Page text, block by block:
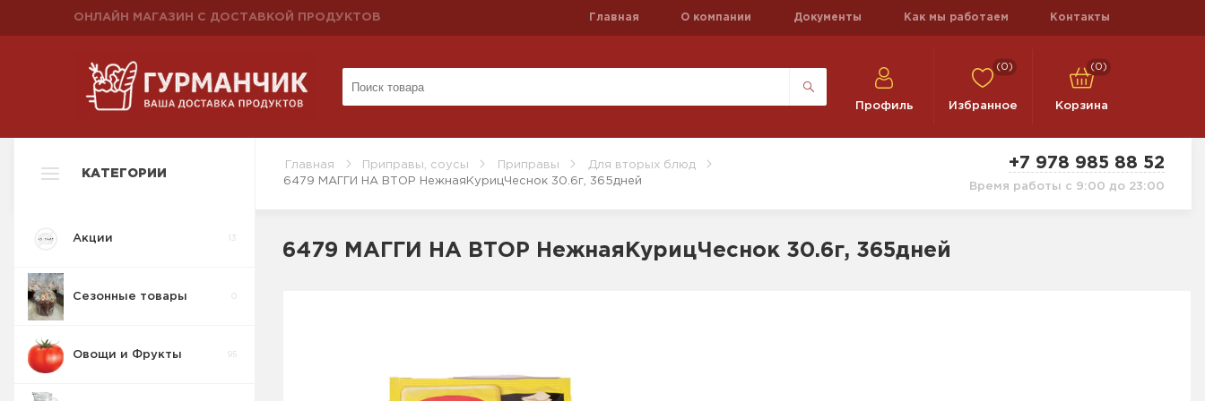
ОНЛАЙН МАГАЗИН С ДОСТАВКОЙ ПРОДУКТОВ Главная О компании Документы Как мы работаем Контакты
Профиль
(0)
Избранное
(0)
Корзина
Главная Приправы, соусы Приправы
Для вторых блюд
6479 МАГГИ НА ВТОР НежнаяКурицЧеснок 30.6г, 365дней
+7 978 985 88 52
Время работы с 9:00 до 23:00
КАТЕГОРИИ
Акции 13
Сезонные товары
Овощи и Фрукты 95
6479 МАГГИ НА ВТОР НежнаяКурицЧеснок 30.6г, 365дней